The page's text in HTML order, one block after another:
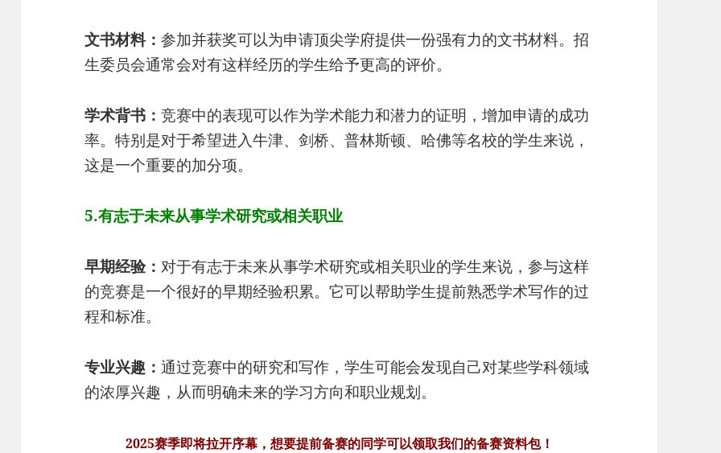
文书材料：参加并获奖可以为申请顶尖学府提供一份强有力的文书材料。招
生委员会通常会对有这样经历的学生给予更高的评价。
学术背书：竞赛中的表现可以作为学术能力和潜力的证明，增加申请的成功
率。特别是对于希望进入牛津、剑桥、普林斯顿、哈佛等名校的学生来说，
这是一个重要的加分项。
5.有志于未来从事学术研究或相关职业
早期经验：对于有志于未来从事学术研究或相关职业的学生来说，参与这样
的竞赛是一个很好的早期经验积累。它可以帮助学生提前熟悉学术写作的过
程和标准。
专业兴趣：通过竞赛中的研究和写作，学生可能会发现自己对某些学科领域
的浓厚兴趣，从而明确未来的学习方向和职业规划。
2025赛季即将拉开序幕，想要提前备赛的同学可以领取我们的备赛资料包！